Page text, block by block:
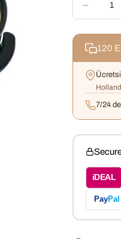
120
7/24
iDEAL
PayPal